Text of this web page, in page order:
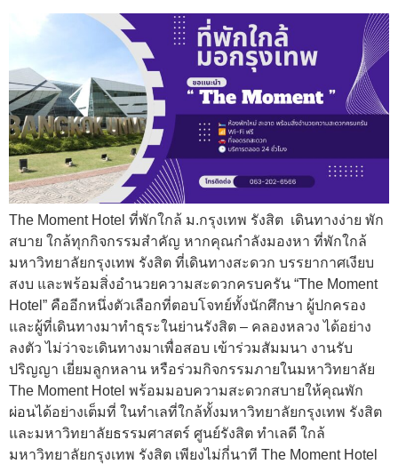
The Moment Hotel ที่พักใกล้ ม.กรุงเทพ รังสิต เดินทางง่าย พัก
สบาย ใกล้ทุกกิจกรรมสำคัญ หากคุณกำลังมองหา ที่พักใกล้
มหาวิทยาลัยกรุงเทพ รังสิต ที่เดินทางสะดวก บรรยากาศเงียบ
สงบ และพร้อมสิ่งอำนวยความสะดวกครบครัน “The Moment
Hotel” คืออีกหนึ่งตัวเลือกที่ตอบโจทย์ทั้งนักศึกษา ผู้ปกครอง
และผู้ที่เดินทางมาทำธุระในย่านรังสิต – คลองหลวง ได้อย่าง
ลงตัว ไม่ว่าจะเดินทางมาเพื่อสอบ เข้าร่วมสัมมนา งานรับ
ปริญญา เยี่ยมลูกหลาน หรือร่วมกิจกรรมภายในมหาวิทยาลัย
The Moment Hotel พร้อมมอบความสะดวกสบายให้คุณพัก
ผ่อนได้อย่างเต็มที่ ในทำเลที่ใกล้ทั้งมหาวิทยาลัยกรุงเทพ รังสิต
และมหาวิทยาลัยธรรมศาสตร์ ศูนย์รังสิต ทำเลดี ใกล้
มหาวิทยาลัยกรุงเทพ รังสิต เพียงไม่กี่นาที The Moment Hotel